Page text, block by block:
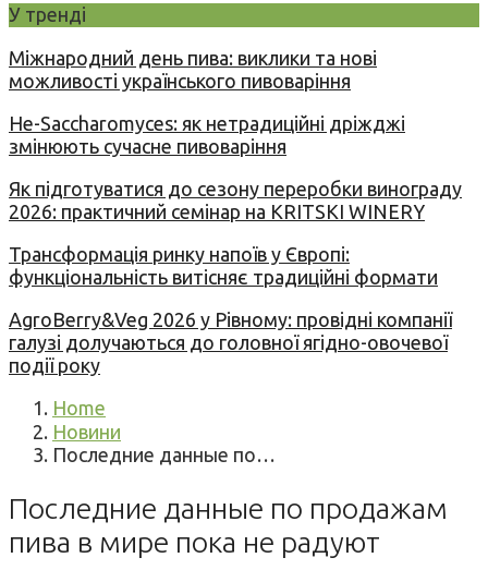
У тренді
Міжнародний день пива: виклики та нові
можливості українського пивоваріння
Не-Saccharomyces: як нетрадиційні дріжджі
змінюють сучасне пивоваріння
Як підготуватися до сезону переробки винограду
2026: практичний семінар на KRITSKI WINERY
Трансформація ринку напоїв у Європі:
функціональність витісняє традиційні формати
AgroBerry&Veg 2026 у Рівному: провідні компанії
галузі долучаються до головної ягідно-овочевої
події року
Home
Новини
Последние данные по…
Последние данные по продажам
пива в мире пока не радуют